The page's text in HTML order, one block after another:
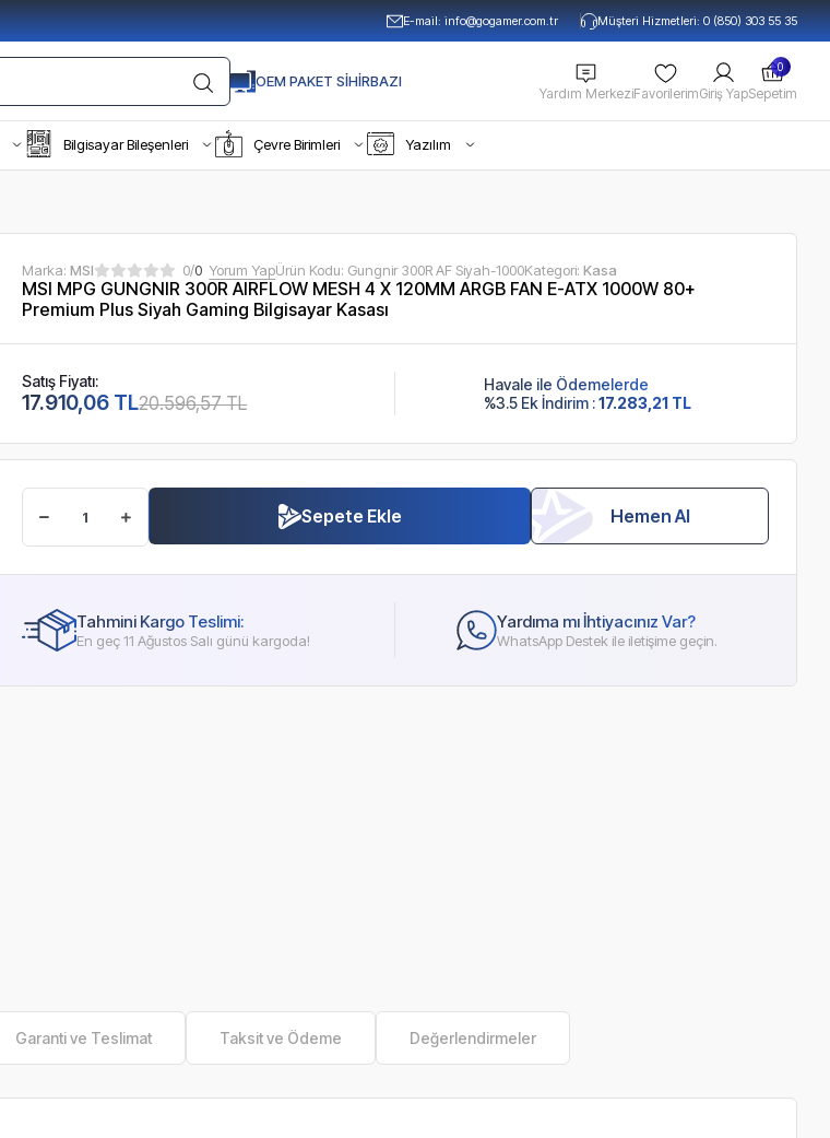
E-mail:info@gogamer.com.tr Müşteri Hizmetleri: 0 (850) 303 55 35
OEM PAKET SIHIRBAZI
Yardım MerkeziFavorilerimGiriş Yap
0
Sepetim
Bilgisayar Bileşenleri Çevre Birimleri Yazılım
Marka:MSI 0/0 Yorum YapÜrün Kodu: Gungnir 300R AF Siyah-1000Kategori:Kasa
MSI MPG GUNGNIR 300R AIRFLOW MESH 4 X 120MM ARGB FAN E-ATX 1000W 80+
Premium Plus Siyah Gaming Bilgisayar Kasası
Satış Fiyatı:
17.910,06 TL20.596,57 TL
Havale ile Ödemelerde
%3.5 Ek İndirim :17.283,21 TL
Sepete Ekle Hemen Al
Tahmini Kargo Teslimi:
En geç 11 Ağustos Salı günü kargoda!
Yardıma mı İhtiyacınız Var?
WhatsApp Destek ile iletişime geçin.
Garanti ve Teslimat Taksit ve Ödeme Değerlendirmeler